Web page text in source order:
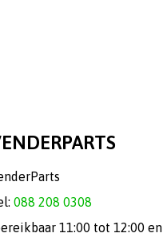
088 208 0308
11:00 tot 12:00 en